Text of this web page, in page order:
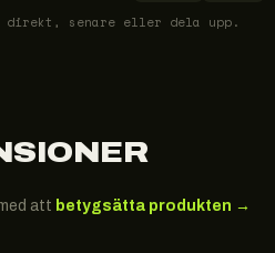
direkt, senare eller dela upp.
att betygsätta produkten →